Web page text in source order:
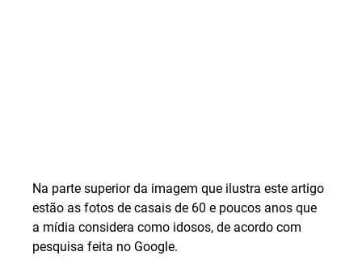
Na parte superior da imagem que ilustra este artigo
estão as fotos de casais de 60 e poucos anos que
a mídia considera como idosos, de acordo com
pesquisa feita no Google.